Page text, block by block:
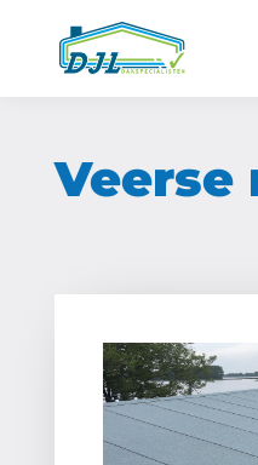
Veerse